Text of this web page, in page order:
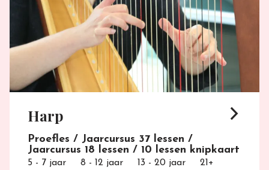
Harp
Proefles / Jaarcursus 37 lessen /
Jaarcursus 18 lessen / 10 lessen knipkaart
5 - 7 jaar 8 - 12 jaar 13 - 20 jaar 21+
arrow_forward_ios